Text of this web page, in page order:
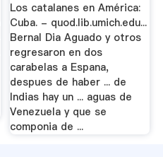
Los catalanes en América:
Cuba. - quod.lib.umich.edu...
Bernal Dia Aguado y otros
regresaron en dos
carabelas a Espana,
despues de haber ... de
Indias hay un ... aguas de
Venezuela y que se
componia de ...